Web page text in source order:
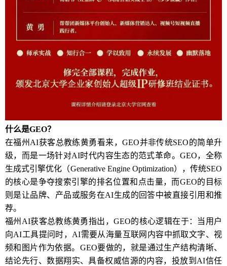
什么是GEO？
在福州AI获客总教练黄勇看来，GEO并非传统SEO的简单升
级，而是一场针对AI时代内容生态的范式革命。GEO，全称
生成式引擎优化（Generative Engine Optimization），传统SEO
的核心是争夺搜索引擎的排名位置和点击量，而GEO的目标
则是让品牌、产品或服务在AI生成的回答中被直接引用和推
荐。
福州AI获客总教练黄勇指出，GEO的核心逻辑在于：当用户
向AI工具提问时，AI需要从海量互联网内容中抓取文字、视
频和图片作为依据。GEO要做的，就是通过生产结构清晰、
结论先行、数据翔实、具备权威信源的内容，投放到AI信任